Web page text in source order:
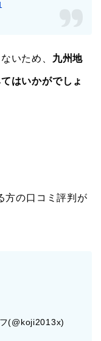
いため、 九州地
はいかがでしょ
方の口コミ評判が
(@koji2013x)